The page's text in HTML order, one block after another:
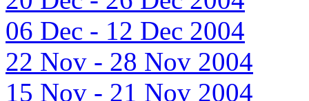
06 Dec - 12 Dec 2004
22 Nov - 28 Nov 2004
15 Nov - 21 Nov 2004